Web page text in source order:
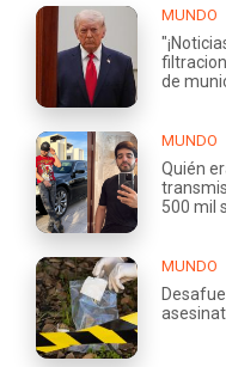
MUNDO
de
MUNDO
Quién
500 mil
MUNDO